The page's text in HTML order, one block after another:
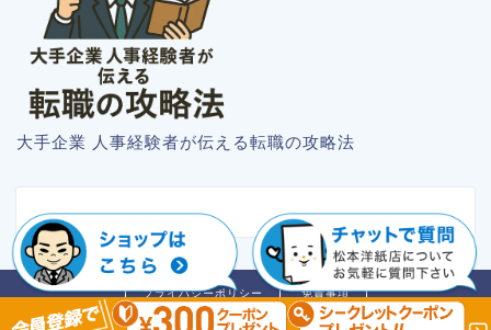
大手企業 人事経験者が伝える転職の攻略法
プライバシーポリシー 免責事項
2018–2026 紙のブログ